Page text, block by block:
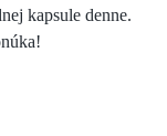
kapsule denne.